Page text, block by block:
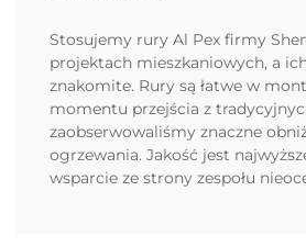
Stosujemy rury Al Pex firmy
projektach mieszkaniowych, a
znakomite. Rury są łatwe w
momentu przejścia z
zaobserwowaliśmy znaczne
ogrzewania. Jakość jest
wsparcie ze strony zespołu